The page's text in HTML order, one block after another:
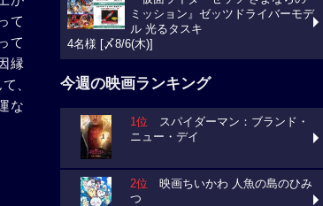
て
て
縁
、
な
ミッション』ゼッツドライバーモデ
ル 光るタスキ
4名様 [〆8/6(木)]
今週の映画ランキング
1位 スパイダーマン：ブランド・
ニュー・デイ
2位 映画ちいかわ 人魚の島のひみ
つ